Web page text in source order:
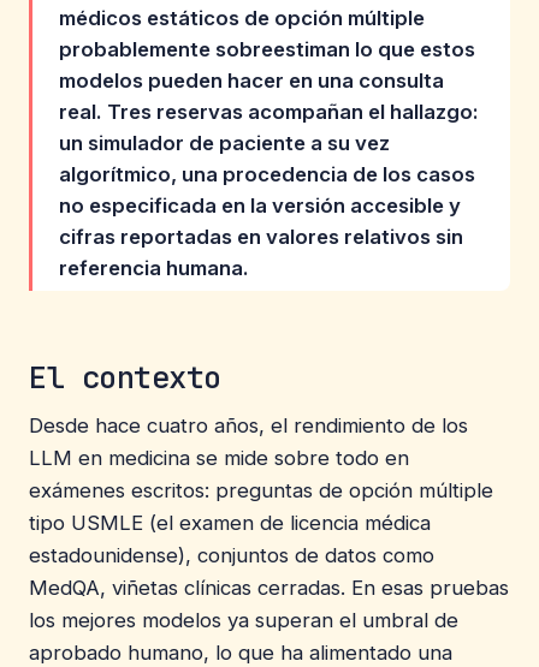
médicos estáticos de opción múltiple
probablemente sobreestiman lo que estos
modelos pueden hacer en una consulta
real. Tres reservas acompañan el hallazgo:
un simulador de paciente a su vez
algorítmico, una procedencia de los casos
no especificada en la versión accesible y
cifras reportadas en valores relativos sin
referencia humana.
El contexto
Desde hace cuatro años, el rendimiento de los
LLM en medicina se mide sobre todo en
exámenes escritos: preguntas de opción múltiple
tipo USMLE (el examen de licencia médica
estadounidense), conjuntos de datos como
MedQA, viñetas clínicas cerradas. En esas pruebas
los mejores modelos ya superan el umbral de
aprobado humano, lo que ha alimentado una